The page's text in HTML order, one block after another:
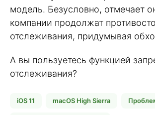
модель. Безусловно, отмечает
компании продолжат
отслеживания, придумывая
А вы пользуетесь функцией
отслеживания?
iOS 11 macOS High Sierra